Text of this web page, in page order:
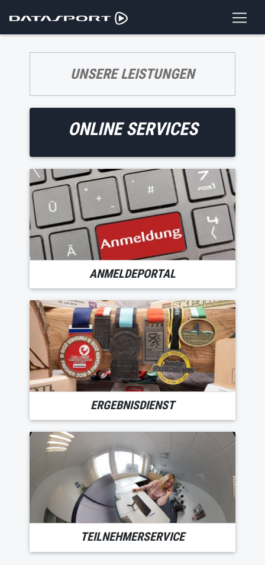
UNSERE LEISTUNGEN
ONLINE SERVICES
ANMELDEPORTAL
ERGEBNISDIENST
TEILNEHMERSERVICE